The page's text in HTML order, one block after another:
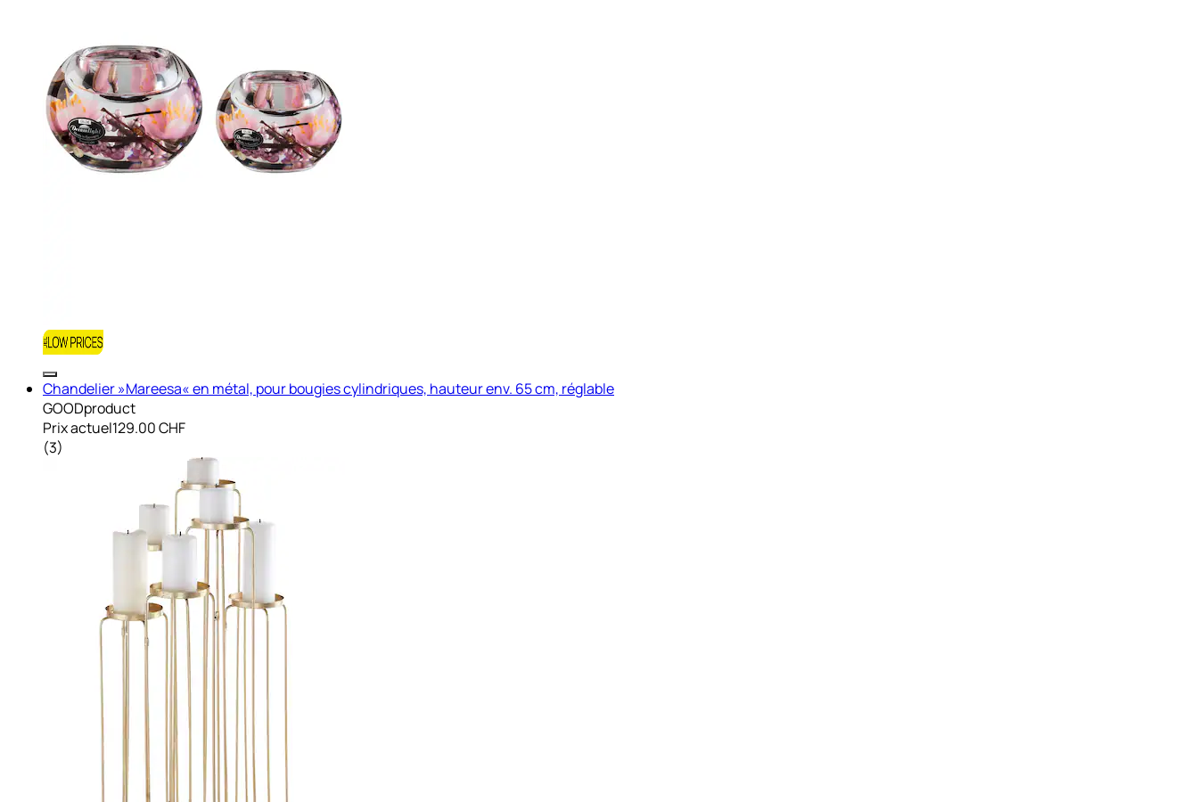
Chandelier »Mareesa« en métal, pour bougies cylindriques, hauteur env. 65 cm, réglable
GOODproduct
Prix actuel129.00 CHF
(3)